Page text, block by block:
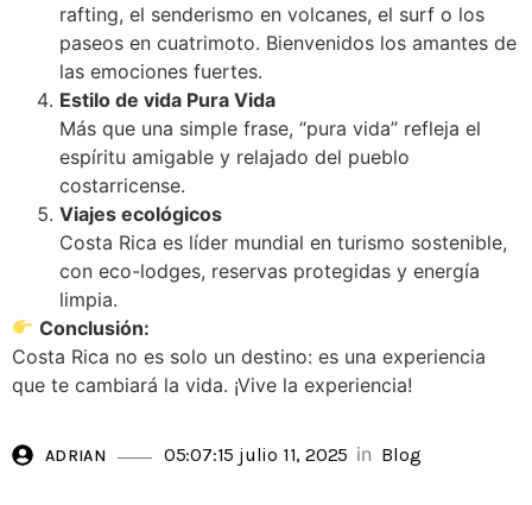
rafting, el senderismo en volcanes, el surf o los
paseos en cuatrimoto. Bienvenidos los amantes de
las emociones fuertes.
Estilo de vida Pura Vida
Más que una simple frase, “pura vida” refleja el
espíritu amigable y relajado del pueblo
costarricense.
Viajes ecológicos
Costa Rica es líder mundial en turismo sostenible,
con eco-lodges, reservas protegidas y energía
limpia.
Conclusión:
Costa Rica no es solo un destino: es una experiencia
que te cambiará la vida. ¡Vive la experiencia!
ADRIAN 05:07:15 julio 11, 2025 in Blog